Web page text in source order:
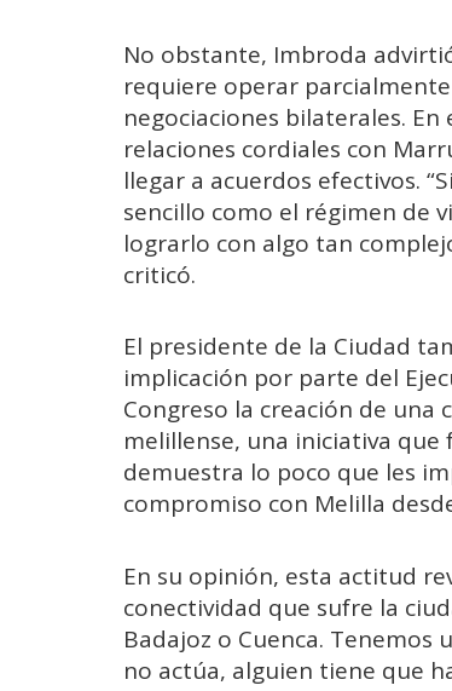
No obstante, Imbroda
requiere operar
negociaciones bilaterales.
relaciones cordiales con
llegar a acuerdos efectivos.
sencillo como el régimen de
lograrlo con algo tan
criticó.
El presidente de la Ciudad
implicación por parte del
Congreso la creación de
melillense, una iniciativa que
demuestra lo poco que les
compromiso con Melilla
En su opinión, esta actitud
conectividad que sufre la
Badajoz o Cuenca. Tenemos
no actúa, alguien tiene que